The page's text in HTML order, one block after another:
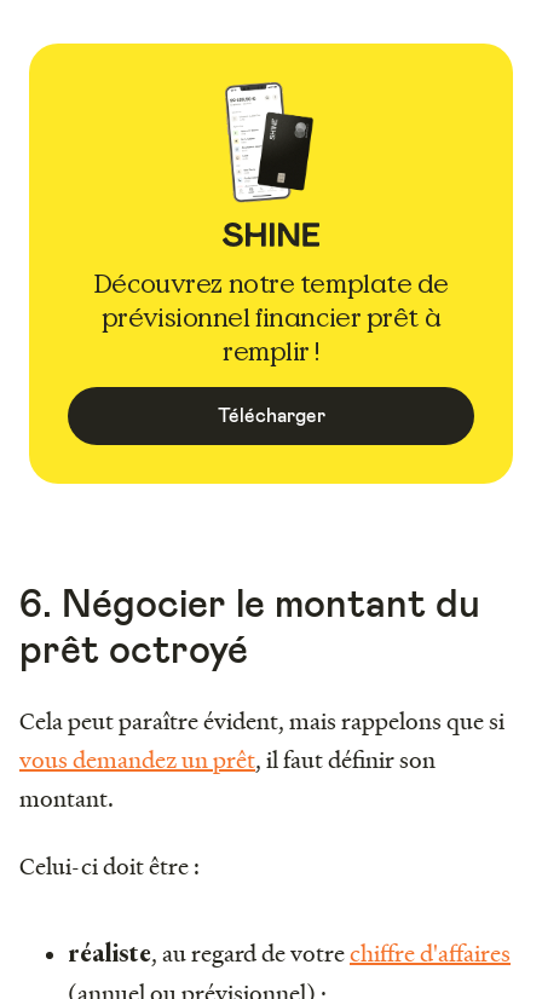
Découvrez notre template de
prévisionnel financier prêt à
remplir !
Télécharger
6. Négocier le montant du
prêt octroyé
Cela peut paraître évident, mais rappelons que si
vous demandez un prêt, il faut définir son
montant.
Celui-ci doit être :
réaliste, au regard de votrechiffre d'affaires
(annuel ou prévisionnel) ;